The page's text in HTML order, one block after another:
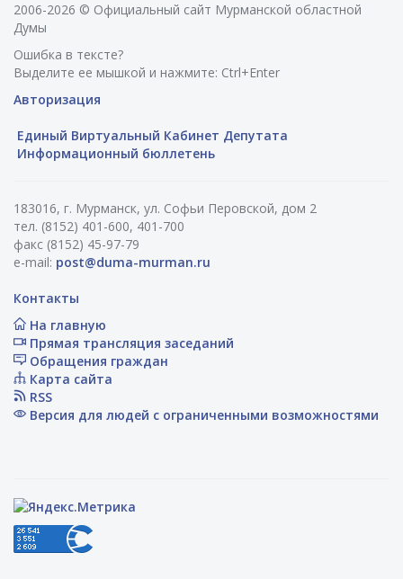
2006-2026 © Официальный сайт Мурманской областной
Думы
Ошибка в тексте?
Выделите ее мышкой и нажмите: Ctrl+Enter
Авторизация
Единый Виртуальный Кабинет Депутата
Информационный бюллетень
183016, г. Мурманск, ул. Софьи Перовской, дом 2
тел. (8152) 401-600, 401-700
факс (8152) 45-97-79
e-mail: post@duma-murman.ru
Контакты
На главную
Прямая трансляция заседаний
Обращения граждан
Карта сайта
RSS
Версия для людей с ограниченными возможностями